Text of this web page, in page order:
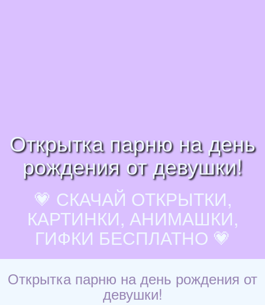
Открытка парню на день
рождения от девушки!
💗 СКАЧАЙ ОТКРЫТКИ,
КАРТИНКИ, АНИМАШКИ,
ГИФКИ БЕСПЛАТНО 💗
Открытка парню на день рождения от
девушки!